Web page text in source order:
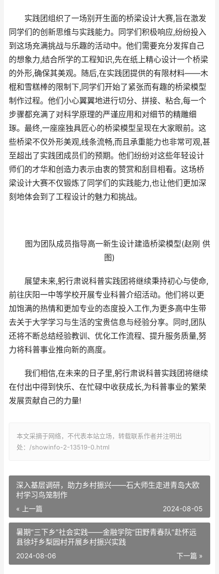
实践团组织了一场别开生面的桥梁设计大赛,旨在激发
同学们的创新思维与实践能力。同学们积极响应,纷纷投入
到这场充满挑战与乐趣的活动中。他们需要充分发挥自己
的想象力,结合所学的工程知识,先在纸上精心设计一个桥梁
的外形,确保其美观。随后,在实践团提供的有限材料——木
棍和雪糕棒的限制下,同学们开始了紧张而有趣的桥梁模型
制作过程。他们小心翼翼地进行切分、拼接、粘合,每一个
步骤都充满了对科学原理的严谨应用和对细节的精雕细
琢。最终,一座座独具匠心的桥梁模型呈现在大家眼前。这
些桥梁不仅外形美观,线条流畅,而且承重能力也非常可观,甚
至超出了实践团成员们的预期。他们纷纷对这些年轻设计
师们的才华和创造力表示由衷的赞赏和刮目相看。这场桥
梁设计大赛不仅锻炼了同学们的实践能力,也让他们更加深
刻地体会到了工程设计的魅力和挑战。
图为团队成员指导高一新生设计建造桥梁模型(赵刚 供
图)
展望未来,躬行肃说科普实践团将继续秉持初心与使命,
前往庆阳一中等学校开展专业科普介绍活动。他们将以更
加饱满的热情和更加专业的态度投入工作,为更多高中生带
去关于大学学习与生活的宝贵信息与经验分享。同时,团队
还将不断总结经验教训、优化工作流程、提升服务质量,努
力将科普事业推向新的高度。
我们相信,在未来的日子里,躬行肃说科普实践团将继续
在付出中得到快乐、在忙碌中收获成长,为科普事业的繁荣
发展贡献自己的力量!
本文采摘于网络，不代表本站立场，转载联系作者并注明出
处：/showinfo-2-13519-0.html
深入基层调研，助力乡村振兴——石大师生走进青岛大欧
村学习鸟笼制作
« 上一篇 2024-08-05
暑期“三下乡”社会实践——金融学院“田野青春队”赴怀远
县徐圩乡梨园村开展乡村振兴实践
下一篇 »
2024-08-06